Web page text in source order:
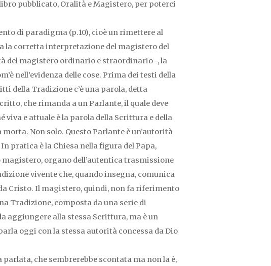
pubblicato, Oralità e Magistero, per poterci
di paradigma (p.10), cioè un rimettere al
la corretta interpretazione del magistero del
del magistero ordinario e straordinario -, la
nell’evidenza delle cose. Prima dei testi della
della Tradizione c’è una parola, detta
che rimanda a un Parlante, il quale deve
viva e attuale è la parola della Scrittura e della
Non solo. Questo Parlante è un’autorità
pratica è la Chiesa nella figura del Papa,
magistero, organo dell’autentica trasmissione
vivente che, quando insegna, comunica
Cristo. Il magistero, quindi, non fa riferimento
Tradizione, composta da una serie di
alla stessa Scrittura, ma è un
oggi con la stessa autorità concessa da Dio
parlata, che sembrerebbe scontata ma non la è,